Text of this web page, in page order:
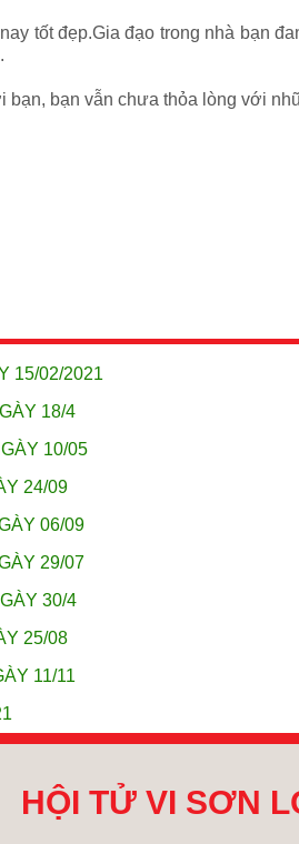
tốt đẹp.Gia đạo trong nhà bạn
bạn vẫn chưa thỏa lòng với
15/02/2021
18/4
10/05
24/09
06/09
29/07
30/4
25/08
11/11
HỘI TỬ VI SƠN